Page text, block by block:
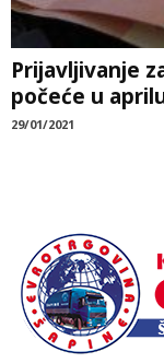
Prijavljivanje
počeće u
29/01/2021